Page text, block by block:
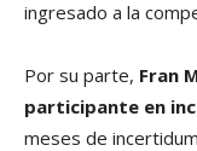
ingresado a la
Por su parte, Fran
participante en
meses de